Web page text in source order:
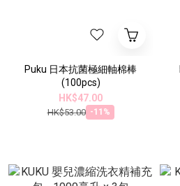
Puku 日本抗菌極細軸棉棒
(100pcs)
HK$47.00
HK$53.00 -11%